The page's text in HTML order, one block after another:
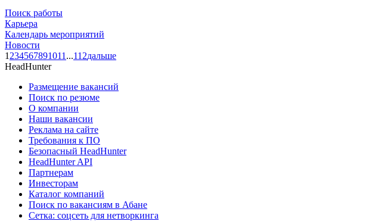
Поиск работы
Карьера
Календарь мероприятий
Новости
1 234567891011 ...112дальше
HeadHunter
Размещение вакансий
Поиск по резюме
О компании
Наши вакансии
Реклама на сайте
Требования к ПО
Безопасный HeadHunter
HeadHunter API
Партнерам
Инвесторам
Каталог компаний
Поиск по вакансиям в Абане
Сетка: соцсеть для нетворкинга